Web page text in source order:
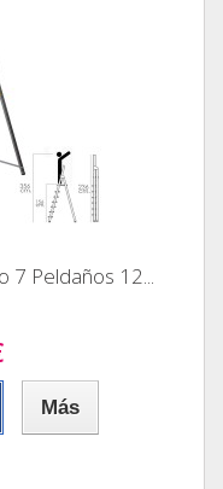
Peldaños 12...
Más